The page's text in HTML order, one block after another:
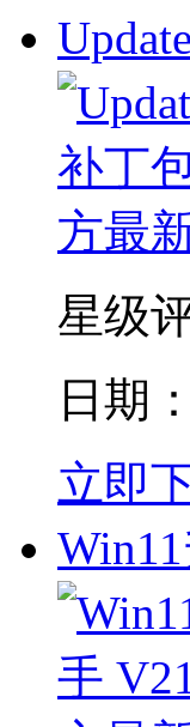
星级
日期
立即